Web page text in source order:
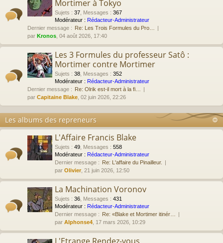
Mortimer à Tokyo
Sujets : 37 Messages : 367
Modérateur : Rédacteur-Administrateur
Dernier message : Re: Les Trois Formules du Pro…
par Kronos , 04 août 2026, 17:40
Les 3 Formules du professeur Satô :
Mortimer contre Mortimer
Sujets : 38 Messages : 352
Modérateur : Rédacteur-Administrateur
Dernier message : Re: Olrik est-il mort à la fi…
par Capitaine Blake , 02 juin 2026, 22:26
Les albums des repreneurs
L'Affaire Francis Blake
Sujets : 49 Messages : 558
Modérateur : Rédacteur-Administrateur
Dernier message : Re: L'affaire du Pinailleur.
par Olivier , 21 juin 2026, 12:50
La Machination Voronov
Sujets : 36 Messages : 431
Modérateur : Rédacteur-Administrateur
Dernier message : Re: «Blake et Mortimer itinér…
par Alphonse4 , 17 mars 2026, 10:29